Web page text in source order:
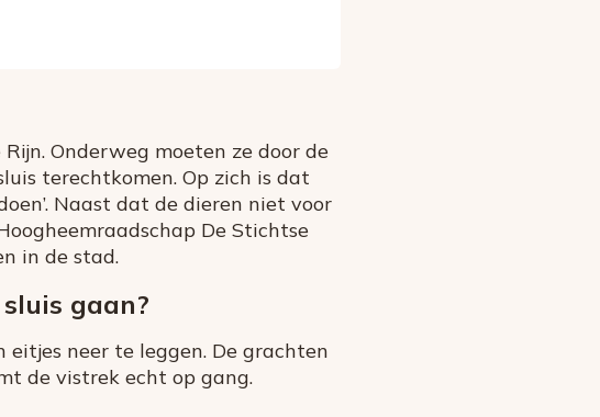
Onderweg moeten ze door de
terechtkomen. Op zich is dat
Naast dat de dieren niet voor
De Stichtse
in de stad.
gaan?
neer te leggen. De grachten
de vistrek echt op gang.